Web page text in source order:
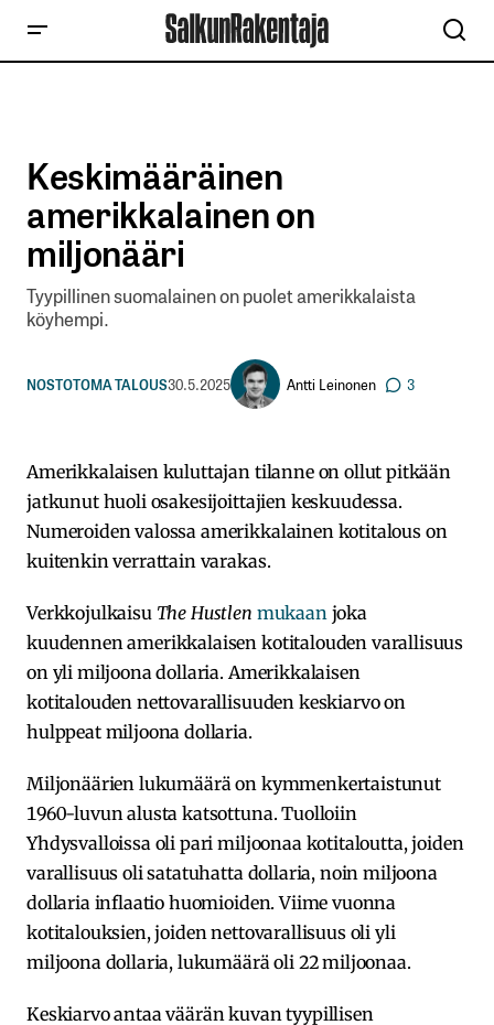
Keskimääräinen
amerikkalainen on
miljonääri
Tyypillinen suomalainen on puolet amerikkalaista
köyhempi.
NOSTOTOMA TALOUS30.5.2025 Antti Leinonen 3
Amerikkalaisen kuluttajan tilanne on ollut pitkään
jatkunut huoli osakesijoittajien keskuudessa.
Numeroiden valossa amerikkalainen kotitalous on
kuitenkin verrattain varakas.
Verkkojulkaisu The Hustlen mukaan joka
kuudennen amerikkalaisen kotitalouden varallisuus
on yli miljoona dollaria. Amerikkalaisen
kotitalouden nettovarallisuuden keskiarvo on
hulppeat miljoona dollaria.
Miljonäärien lukumäärä on kymmenkertaistunut
1960-luvun alusta katsottuna. Tuolloiin
Yhdysvalloissa oli pari miljoonaa kotitaloutta, joiden
varallisuus oli satatuhatta dollaria, noin miljoona
dollaria inflaatio huomioiden. Viime vuonna
kotitalouksien, joiden nettovarallisuus oli yli
miljoona dollaria, lukumäärä oli 22 miljoonaa.
Keskiarvo antaa väärän kuvan tyypillisen